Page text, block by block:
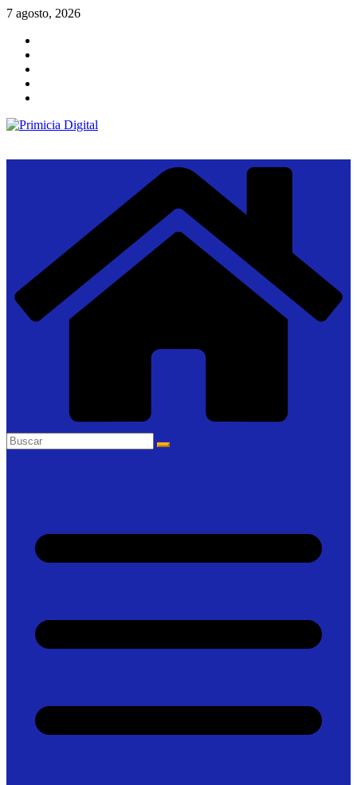
Saltar
contenido
7 agosto, 2026